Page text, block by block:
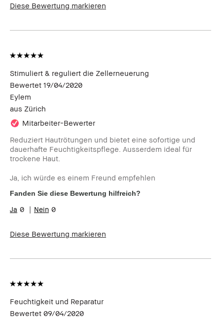
Diese Bewertung markieren
Stimuliert & reguliert die Zellerneuerung
Bewertet 19/04/2020
Eylem
aus Zürich
Mitarbeiter-Bewerter
Reduziert Hautrötungen und bietet eine sofortige und
dauerhafte Feuchtigkeitspflege. Ausserdem ideal für
trockene Haut.
Ja, ich würde es einem Freund empfehlen
Fanden Sie diese Bewertung hilfreich?
0 0
Diese Bewertung markieren
Feuchtigkeit und Reparatur
Bewertet 09/04/2020